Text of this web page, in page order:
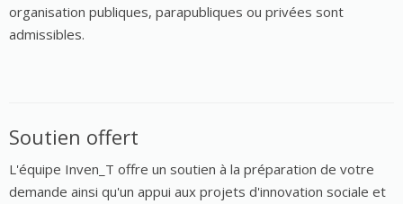
organisation publiques, parapubliques ou privées sont
admissibles.
Soutien offert
L'équipe Inven_T offre un soutien à la préparation de votre
demande ainsi qu'un appui aux projets d'innovation sociale et